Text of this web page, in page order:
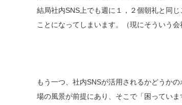
結局社内SNS上でも週に１，２個朝礼と同
ことになってしまいます。（現にそういう会
もう一つ、社内SNSが活用されるかどうか
場の風景が前提にあり、そこで「困ってい